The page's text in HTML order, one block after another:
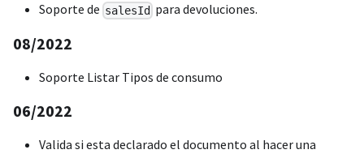
Soporte de salesId para devoluciones.
08/2022
Soporte Listar Tipos de consumo
06/2022
Valida si esta declarado el documento al hacer una